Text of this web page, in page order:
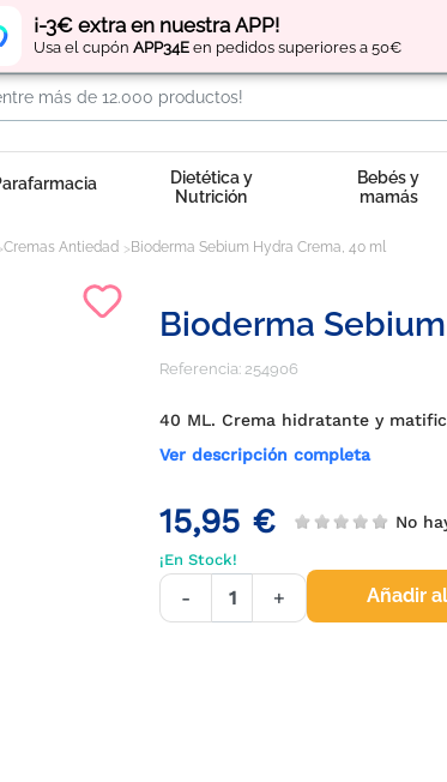
¡-3€ extra en nuestra APP!
Usa el cupón APP34E en pedidos superiores a 50€
Regístratey obtén
Dietética y
Nutrición
Bebés y
mamás
Cremas Antiedad Bioderma Sebium Hydra Crema, 40 ml
Bioderma
Referencia: 254906
40 ML. Crema hidratante y
Ver descripción completa
15,95 € No
¡En Stock!
- + Añadir